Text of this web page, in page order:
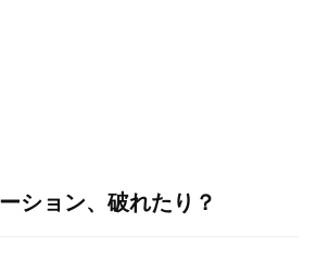
ション、破れたり？